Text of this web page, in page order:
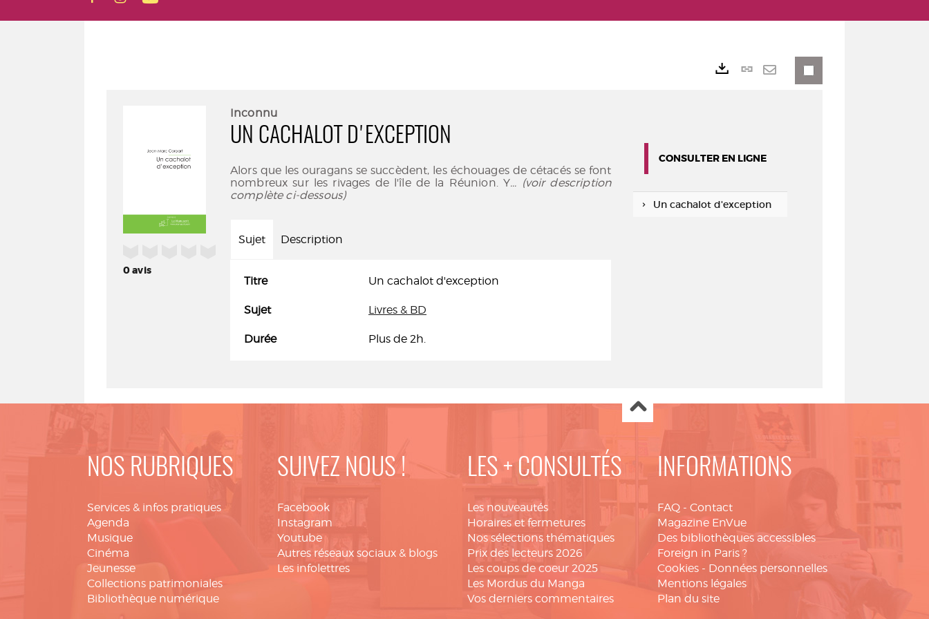
0avis
Inconnu
UN CACHALOT D'EXCEPTION
Alors que les ouragans se succèdent, les échouages de cétacés se font
nombreux sur les rivages de l'île de la Réunion. Y... (voir description
complète ci-dessous)
Sujet Description
Titre Un cachalot d'exception
Sujet Livres & BD
Durée Plus de 2h.
Lien
CONSULTER EN LIGNE
Un cachalot d'exception
NOS RUBRIQUES
Services & infos pratiques
Agenda
Musique
Cinéma
Jeunesse
Collections patrimoniales
Bibliothèque numérique
SUIVEZ NOUS !
Facebook
Instagram
Youtube
Autres réseaux sociaux & blogs
Les infolettres
LES + CONSULTÉS
Les nouveautés
Horaires et fermetures
Nos sélections thématiques
Prix des lecteurs 2026
Les coups de coeur 2025
Les Mordus du Manga
Vos derniers commentaires
INFORMATIONS
FAQ - Contact
Magazine EnVue
Des bibliothèques accessibles
Foreign in Paris ?
Cookies - Données personnelles
Mentions légales
Plan du site